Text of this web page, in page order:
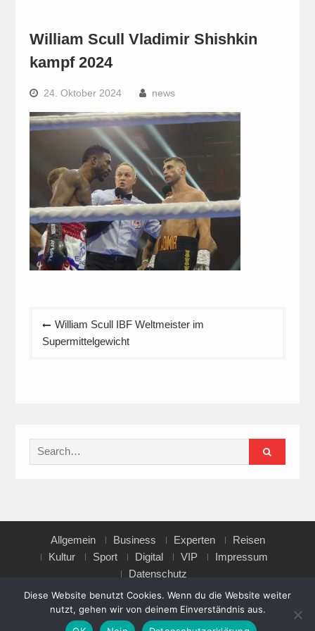
William Scull Vladimir Shishkin
kampf 2024
24. Oktober 2024 news
Beitragsnavigation
William Scull IBF Weltmeister im
Supermittelgewicht
Search
for:
Allgemein Business Experten
Reisen
Kultur
Sport Digital VIP
Impressum
Datenschutz
Copyright © All rights reserved.
Diese Website benutzt Cookies. Wenn du die Website weiter
nutzt, gehen wir von deinem Einverständnis aus.